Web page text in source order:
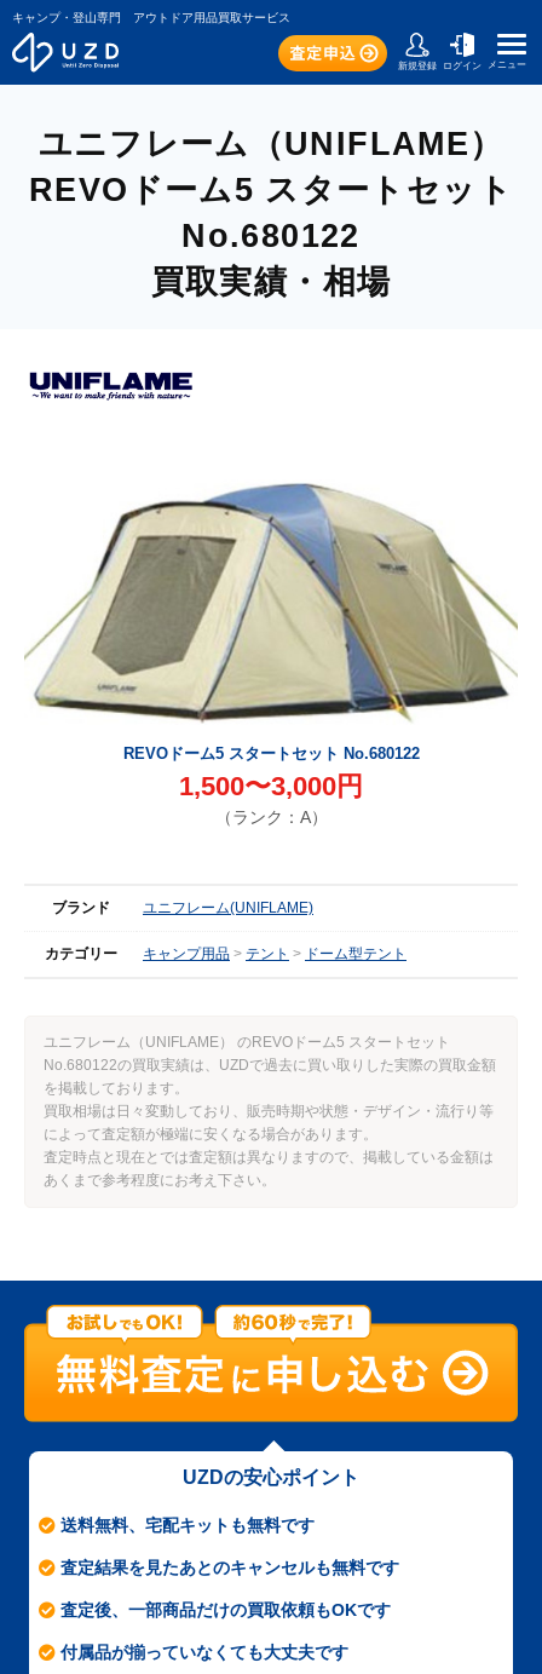
キャンプ・登山専門 アウトドア用品買取サービス
新規登録 ログイン メニュー
ユニフレーム（UNIFLAME）
REVOドーム5 スタートセット
No.680122
買取実績・相場
REVOドーム5 スタートセット No.680122
1,500〜3,000円
（ランク：A）
ブランド ユニフレーム(UNIFLAME)
カテゴリー キャンプ用品 テント ドーム型テント
ユニフレーム（UNIFLAME） のREVOドーム5 スタートセット
No.680122の買取実績は、UZDで過去に買い取りした実際の買取金額
を掲載しております。
買取相場は日々変動しており、販売時期や状態・デザイン・流行り等
によって査定額が極端に安くなる場合があります。
査定時点と現在とでは査定額は異なりますので、掲載している金額は
あくまで参考程度にお考え下さい。
UZDの安心ポイント
送料無料、宅配キットも無料です
査定結果を見たあとのキャンセルも無料です
査定後、一部商品だけの買取依頼もOKです
付属品が揃っていなくても大丈夫です